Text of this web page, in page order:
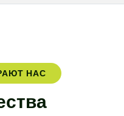
НАС
ства